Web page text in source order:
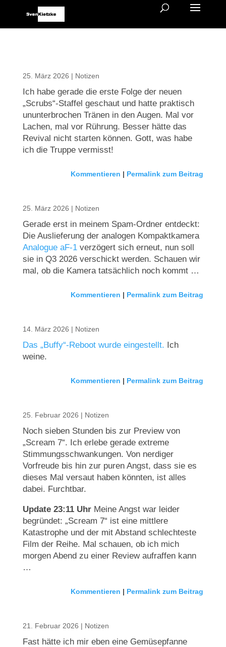
25. März 2026 | Notizen
Ich habe gerade die erste Folge der neuen
„Scrubs“-Staffel geschaut und hatte praktisch
ununterbrochen Tränen in den Augen. Mal vor
Lachen, mal vor Rührung. Besser hätte das
Revival nicht starten können. Gott, was habe
ich die Truppe vermisst!
Kommentieren | Permalink zum Beitrag
25. März 2026 | Notizen
Gerade erst in meinem Spam-Ordner entdeckt:
Die Auslieferung der analogen Kompaktkamera
Analogue aF-1verzögert sich erneut, nun soll
sie in Q3 2026 verschickt werden. Schauen wir
mal, ob die Kamera tatsächlich noch kommt …
Kommentieren | Permalink zum Beitrag
14. März 2026 | Notizen
Das „Buffy“-Reboot wurde eingestellt. Ich
weine.
Kommentieren | Permalink zum Beitrag
25. Februar 2026 | Notizen
Noch sieben Stunden bis zur Preview von
„Scream 7“. Ich erlebe gerade extreme
Stimmungsschwankungen. Von nerdiger
Vorfreude bis hin zur puren Angst, dass sie es
dieses Mal versaut haben könnten, ist alles
dabei. Furchtbar.
Update 23:11 Uhr Meine Angst war leider
begründet: „Scream 7“ ist eine mittlere
Katastrophe und der mit Abstand schlechteste
Film der Reihe. Mal schauen, ob ich mich
morgen Abend zu einer Review aufraffen kann
…
Kommentieren | Permalink zum Beitrag
21. Februar 2026 | Notizen
Fast hätte ich mir eben eine Gemüsepfanne